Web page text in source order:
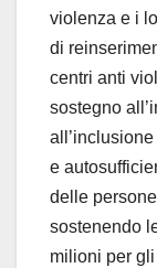
violenza e i
di
centri anti
sostegno
e
delle
sostenendo
milioni per